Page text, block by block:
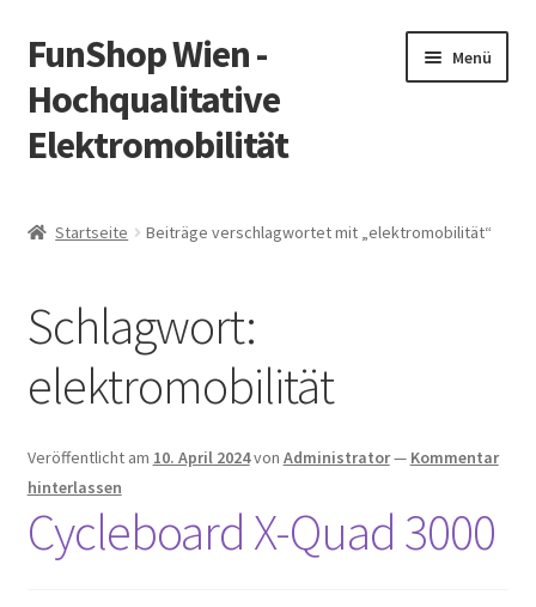
Zur
Navigation
springen
Zum
Inhalt
springen
FunShop Wien -
Hochqualitative
Elektromobilität
Menü
öffnen
Vorsicht Internetbetrug
Über FunShop
Impressum
Zum Onlineshop in der Web Version
Startseite Beiträge verschlagwortet mit „elektromobilität“
Schlagwort:
elektromobilität
Veröffentlicht am 10. April 2024von Administrator— Kommentar
hinterlassen
Cycleboard X-Quad 3000